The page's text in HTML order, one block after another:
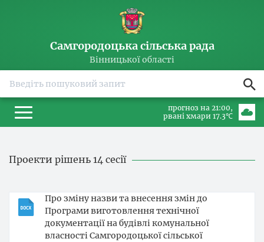
Самгородоцька сільська рада
Вінницької області
прогноз на 21:00
рвані хмари 17.3℃
Проекти рішень 14 сесії
Про зміну назви та внесення змін до
Програми виготовлення технічної
документації на будівлі комунальної
власності Самгородоцької сільської